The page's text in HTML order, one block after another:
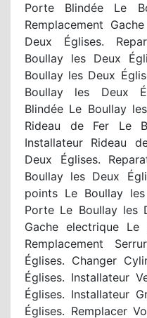
Porte Blindée Le
Remplacement
Deux Églises.
Boullay les Deux
Boullay les Deux
Boullay les Deux
Blindée Le Boullay
Rideau de Fer Le
Installateur Rideau
Deux Églises.
Boullay les Deux
points Le Boullay
Porte Le Boullay les
Gache electrique Le
Remplacement
Églises. Changer
Églises. Installateur
Églises. Installateur
Églises. Remplacer